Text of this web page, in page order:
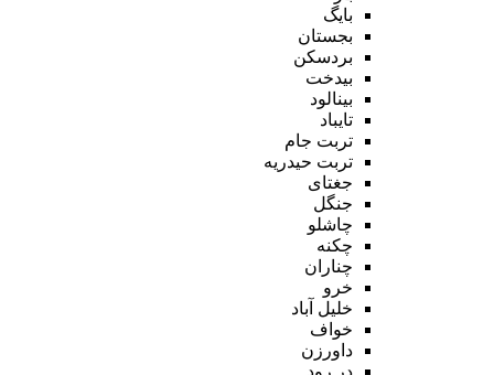
بایگ
بجستان
بردسکن
بیدخت
بینالود
تایباد
تربت جام
تربت حیدریه
جغتای
جنگل
چاشلو
چکنه
چناران
خرو
خلیل آباد
خواف
داورزن
در رود